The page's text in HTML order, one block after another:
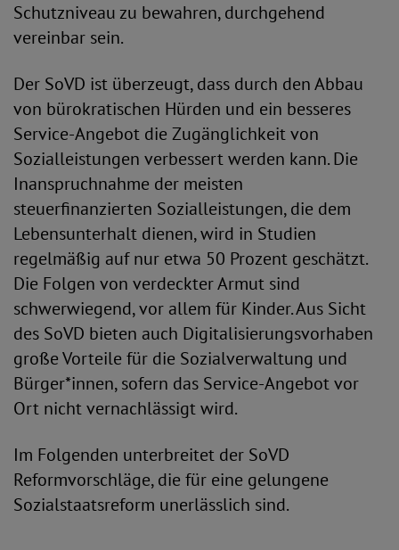
Schutzniveau zu bewahren, durchgehend
vereinbar sein.
Der SoVD ist überzeugt, dass durch den Abbau
von bürokratischen Hürden und ein besseres
Service-Angebot die Zugänglichkeit von
Sozialleistungen verbessert werden kann. Die
Inanspruchnahme der meisten
steuerfinanzierten Sozialleistungen, die dem
Lebensunterhalt dienen, wird in Studien
regelmäßig auf nur etwa 50 Prozent geschätzt.
Die Folgen von verdeckter Armut sind
schwerwiegend, vor allem für Kinder. Aus Sicht
des SoVD bieten auch Digitalisierungsvorhaben
große Vorteile für die Sozialverwaltung und
Bürger*innen, sofern das Service-Angebot vor
Ort nicht vernachlässigt wird.
Im Folgenden unterbreitet der SoVD
Reformvorschläge, die für eine gelungene
Sozialstaatsreform unerlässlich sind.